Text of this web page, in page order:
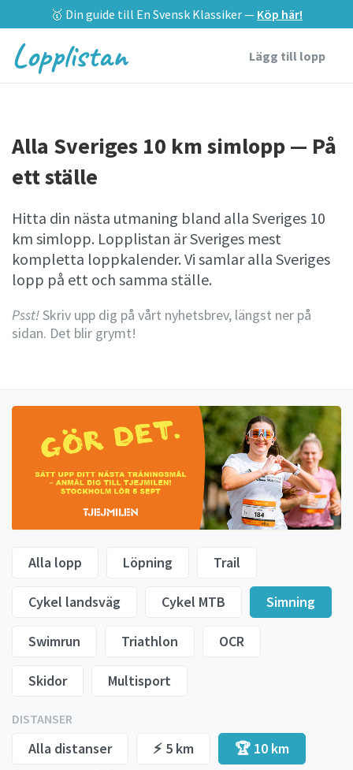
🥇 Din guide till En Svensk Klassiker — Köp här!
Lopplistan Lägg till lopp
Alla Sveriges 10 km simlopp — På
ett ställe
Hitta din nästa utmaning bland alla Sveriges 10
km simlopp. Lopplistan är Sveriges mest
kompletta loppkalender. Vi samlar alla Sveriges
lopp på ett och samma ställe.
Psst!Skriv upp dig på vårt nyhetsbrev, längst ner på
sidan. Det blir grymt!
Alla lopp Löpning Trail
Cykel landsväg Cykel MTB Simning
Swimrun Triathlon OCR
Skidor Multisport
DISTANSER
Alla distanser ⚡️ 5 km 🏆 10 km